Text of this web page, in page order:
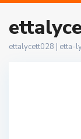
ettalycett028 | etta-